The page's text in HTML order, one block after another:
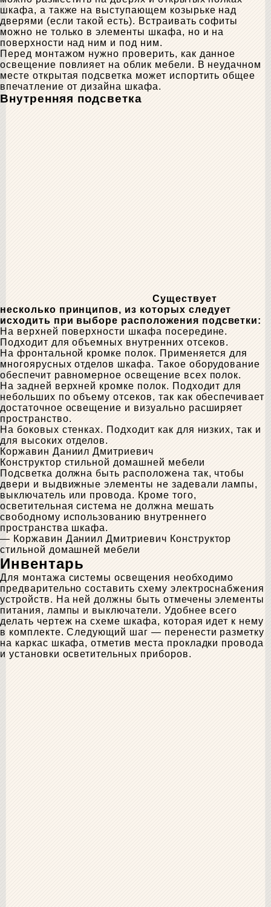
шкафа, а также на выступающем козырьке над
дверями (если такой есть). Встраивать софиты
можно не только в элементы шкафа, но и на
поверхности над ним и под ним.
Перед монтажом нужно проверить, как данное
освещение повлияет на облик мебели. В неудачном
месте открытая подсветка может испортить общее
впечатление от дизайна шкафа.
Внутренняя подсветка
Существует
несколько принципов, из которых следует
исходить при выборе расположения подсветки:
На верхней поверхности шкафа посередине.
Подходит для объемных внутренних отсеков.
На фронтальной кромке полок. Применяется для
многоярусных отделов шкафа. Такое оборудование
обеспечит равномерное освещение всех полок.
На задней верхней кромке полок. Подходит для
небольших по объему отсеков, так как обеспечивает
достаточное освещение и визуально расширяет
пространство.
На боковых стенках. Подходит как для низких, так и
для высоких отделов.
Коржавин Даниил Дмитриевич
Конструктор стильной домашней мебели
Подсветка должна быть расположена так, чтобы
двери и выдвижные элементы не задевали лампы,
выключатель или провода. Кроме того,
осветительная система не должна мешать
свободному использованию внутреннего
пространства шкафа.
— Коржавин Даниил Дмитриевич Конструктор
стильной домашней мебели
Инвентарь
Для монтажа системы освещения необходимо
предварительно составить схему электроснабжения
устройств. На ней должны быть отмечены элементы
питания, лампы и выключатели. Удобнее всего
делать чертеж на схеме шкафа, которая идет к нему
в комплекте. Следующий шаг — перенести разметку
на каркас шкафа, отметив места прокладки провода
и установки осветительных приборов.